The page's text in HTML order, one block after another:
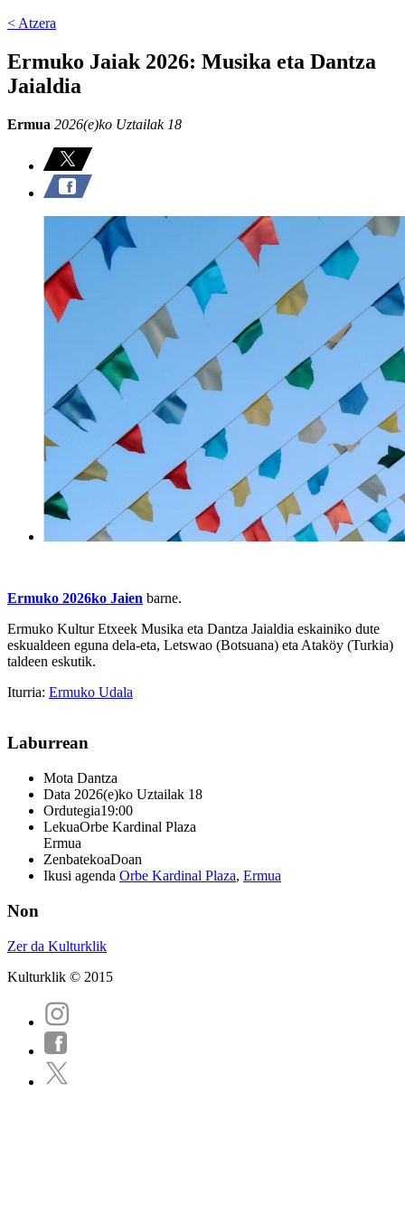
< Atzera
Ermuko Jaiak 2026: Musika eta Dantza
Jaialdia
Ermua 2026(e)ko Uztailak 18
Ermuko 2026ko Jaien barne.
Ermuko Kultur Etxeek Musika eta Dantza Jaialdia eskainiko dute
eskualdeen eguna dela-eta, Letswao (Botsuana) eta Ataköy (Turkia)
taldeen eskutik.
Iturria: Ermuko Udala
Laburrean
Mota Dantza
Data 2026(e)ko Uztailak 18
Ordutegia19:00
LekuaOrbe Kardinal Plaza
Ermua
ZenbatekoaDoan
Ikusi agenda Orbe Kardinal Plaza, Ermua
Non
Zer da Kulturklik
Kulturklik © 2015